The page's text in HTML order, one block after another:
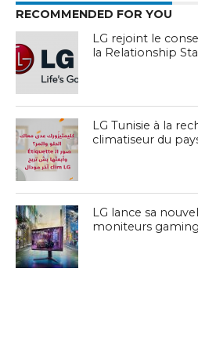
RECOMMENDED FOR YOU
LG rejoint le
la Relationship
LG Tunisie à la
climatiseur du
LG lance sa
moniteurs gaming